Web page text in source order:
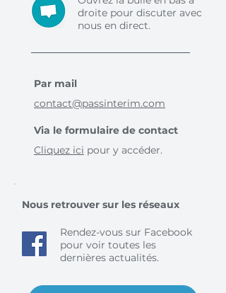
droite pour discuter avec
nous en direct.
Par mail
contact@passinterim.com
Via le formulaire de contact
Cliquez ici pour y accéder.
Nous retrouver sur les réseaux
Rendez-vous sur Facebook
pour voir toutes les
dernières actualités.